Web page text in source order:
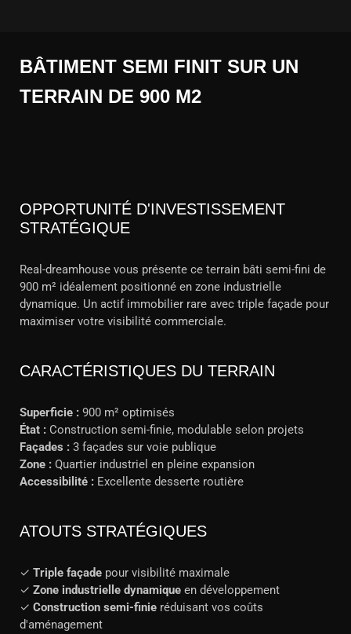
BÂTIMENT SEMI FINIT SUR UN
TERRAIN DE 900 M2
OPPORTUNITÉ D'INVESTISSEMENT
STRATÉGIQUE
Real-dreamhouse vous présente ce terrain bâti semi-fini de
900 m² idéalement positionné en zone industrielle
dynamique. Un actif immobilier rare avec triple façade pour
maximiser votre visibilité commerciale.
CARACTÉRISTIQUES DU TERRAIN
Superficie : 900 m² optimisés
État : Construction semi-finie, modulable selon projets
Façades : 3 façades sur voie publique
Zone : Quartier industriel en pleine expansion
Accessibilité : Excellente desserte routière
ATOUTS STRATÉGIQUES
✓ Triple façade pour visibilité maximale
✓ Zone industrielle dynamique en développement
✓ Construction semi-finie réduisant vos coûts
d'aménagement